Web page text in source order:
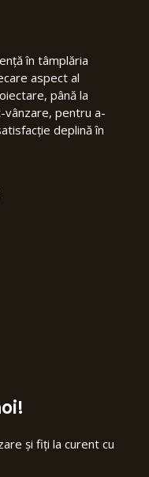
în tâmplăria
aspect al
până la
vânzare, pentru a-
deplină în
și fiți la curent cu